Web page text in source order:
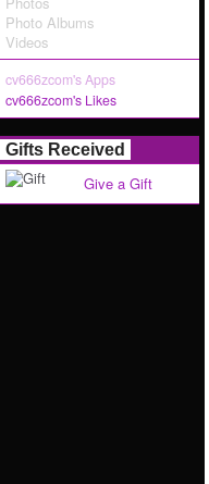
Photo Albums
Videos
cv666zcom's Apps
cv666zcom's Likes
Gifts Received
Give a Gift